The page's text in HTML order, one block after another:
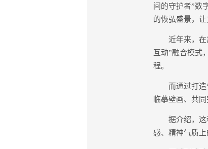
间的守护者”数
的恢弘盛景，让
近年来，在肃
互动”融合模式
程。
而通过打造“
临摹壁画、共
据介绍，这种
感、精神气质